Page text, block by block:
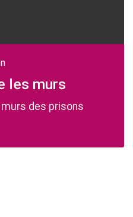
les murs
des prisons